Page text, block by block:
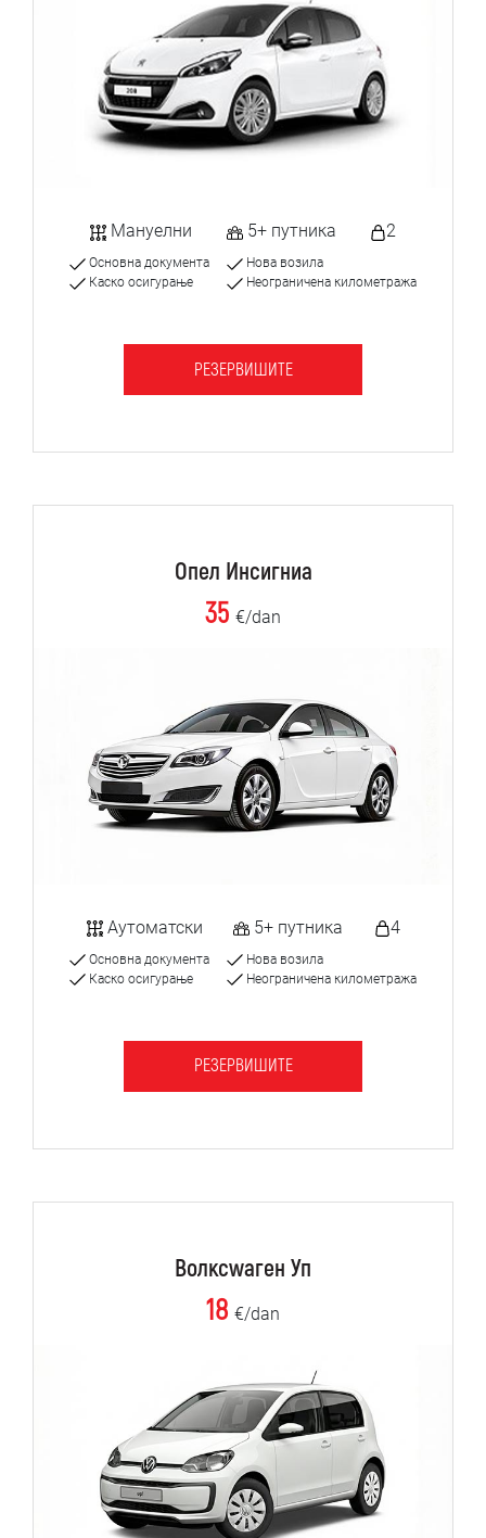
Мануелни 5+ путника 2
Основна документа
Каско осигурање
Нова возила
Неограничена километража
РЕЗЕРВИШИТЕ
Опел Инсигниа
35 €/dan
Аутоматски 5+ путника 4
Основна документа
Каско осигурање
Нова возила
Неограничена километража
РЕЗЕРВИШИТЕ
Волксwаген Уп
18 €/dan